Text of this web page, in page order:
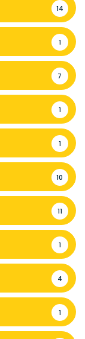
14
1
7
1
1
10
11
1
4
1